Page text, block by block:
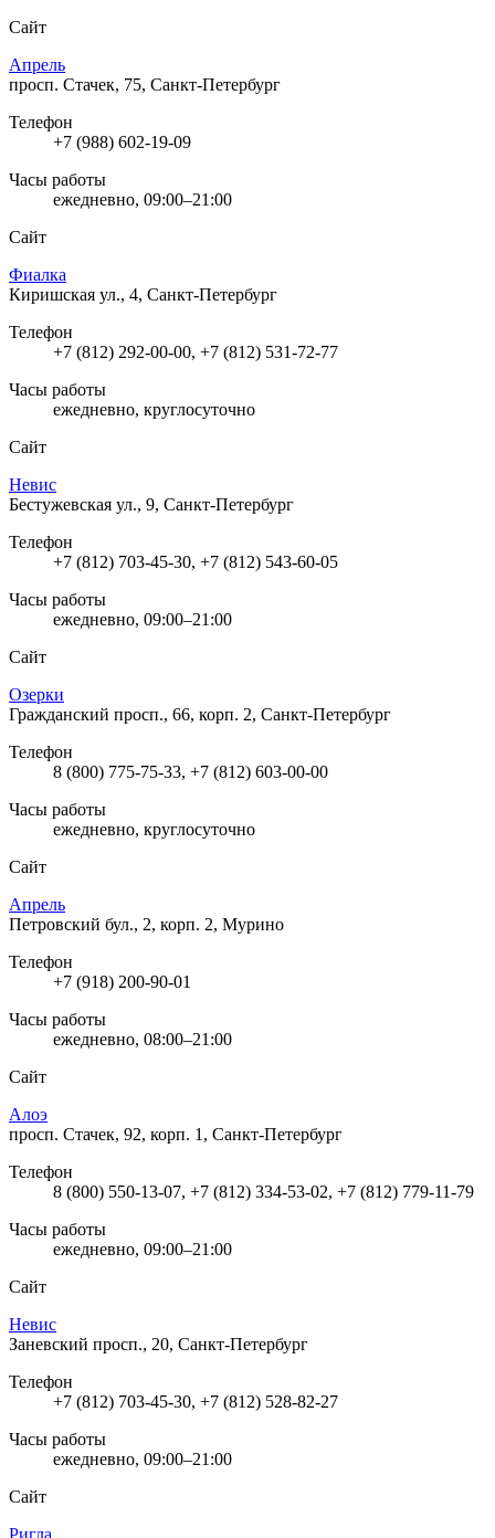
Сайт
Апрель
просп. Стачек, 75, Санкт-Петербург
Телефон
+7 (988) 602-19-09
Часы работы
ежедневно, 09:00–21:00
Сайт
Фиалка
Киришская ул., 4, Санкт-Петербург
Телефон
+7 (812) 292-00-00, +7 (812) 531-72-77
Часы работы
ежедневно, круглосуточно
Сайт
Невис
Бестужевская ул., 9, Санкт-Петербург
Телефон
+7 (812) 703-45-30, +7 (812) 543-60-05
Часы работы
ежедневно, 09:00–21:00
Сайт
Озерки
Гражданский просп., 66, корп. 2, Санкт-Петербург
Телефон
8 (800) 775-75-33, +7 (812) 603-00-00
Часы работы
ежедневно, круглосуточно
Сайт
Апрель
Петровский бул., 2, корп. 2, Мурино
Телефон
+7 (918) 200-90-01
Часы работы
ежедневно, 08:00–21:00
Сайт
Алоэ
просп. Стачек, 92, корп. 1, Санкт-Петербург
Телефон
8 (800) 550-13-07, +7 (812) 334-53-02, +7 (812) 779-11-79
Часы работы
ежедневно, 09:00–21:00
Сайт
Невис
Заневский просп., 20, Санкт-Петербург
Телефон
+7 (812) 703-45-30, +7 (812) 528-82-27
Часы работы
ежедневно, 09:00–21:00
Сайт
Ригла